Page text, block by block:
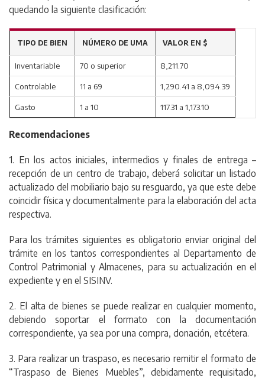
quedando la siguiente clasificación:
TIPO DE BIEN NÚMERO DE UMA VALOR EN $
Inventariable 70 o superior 8,211.70
Controlable 11 a 69 1,290.41 a 8,094.39
Gasto 1 a 10 117.31 a 1,173.10
Recomendaciones
1. En los actos iniciales, intermedios y finales de entrega –
recepción de un centro de trabajo, deberá solicitar un listado
actualizado del mobiliario bajo su resguardo, ya que este debe
coincidir física y documentalmente para la elaboración del acta
respectiva.
Para los trámites siguientes es obligatorio enviar original del
trámite en los tantos correspondientes al Departamento de
Control Patrimonial y Almacenes, para su actualización en el
expediente y en el SISINV.
2. El alta de bienes se puede realizar en cualquier momento,
debiendo soportar el formato con la documentación
correspondiente, ya sea por una compra, donación, etcétera.
3. Para realizar un traspaso, es necesario remitir el formato de
“Traspaso de Bienes Muebles”, debidamente requisitado,